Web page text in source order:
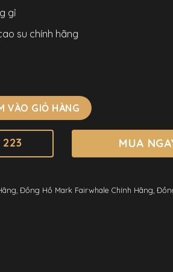
gỉ
su chính hãng
Chính Hãng Nam 43mm số lượng
VÀO GIỎ HÀNG
MUA
Đồng Hồ Mark Fairwhale Chính Hãng